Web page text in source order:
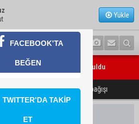
Yükle
ve Karataş teşkilatları oluşturuldu
Cömert Özen, Adana Valisi Mustafa Yavuz’u
oyuncularından kök hücre bağışı
FACEBOOK'TA
BEĞEN
TWITTER'DA TAKİP
ET